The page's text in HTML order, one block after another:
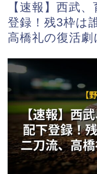
【速報】西武
登録！残3枠は
高橋礼の復活劇